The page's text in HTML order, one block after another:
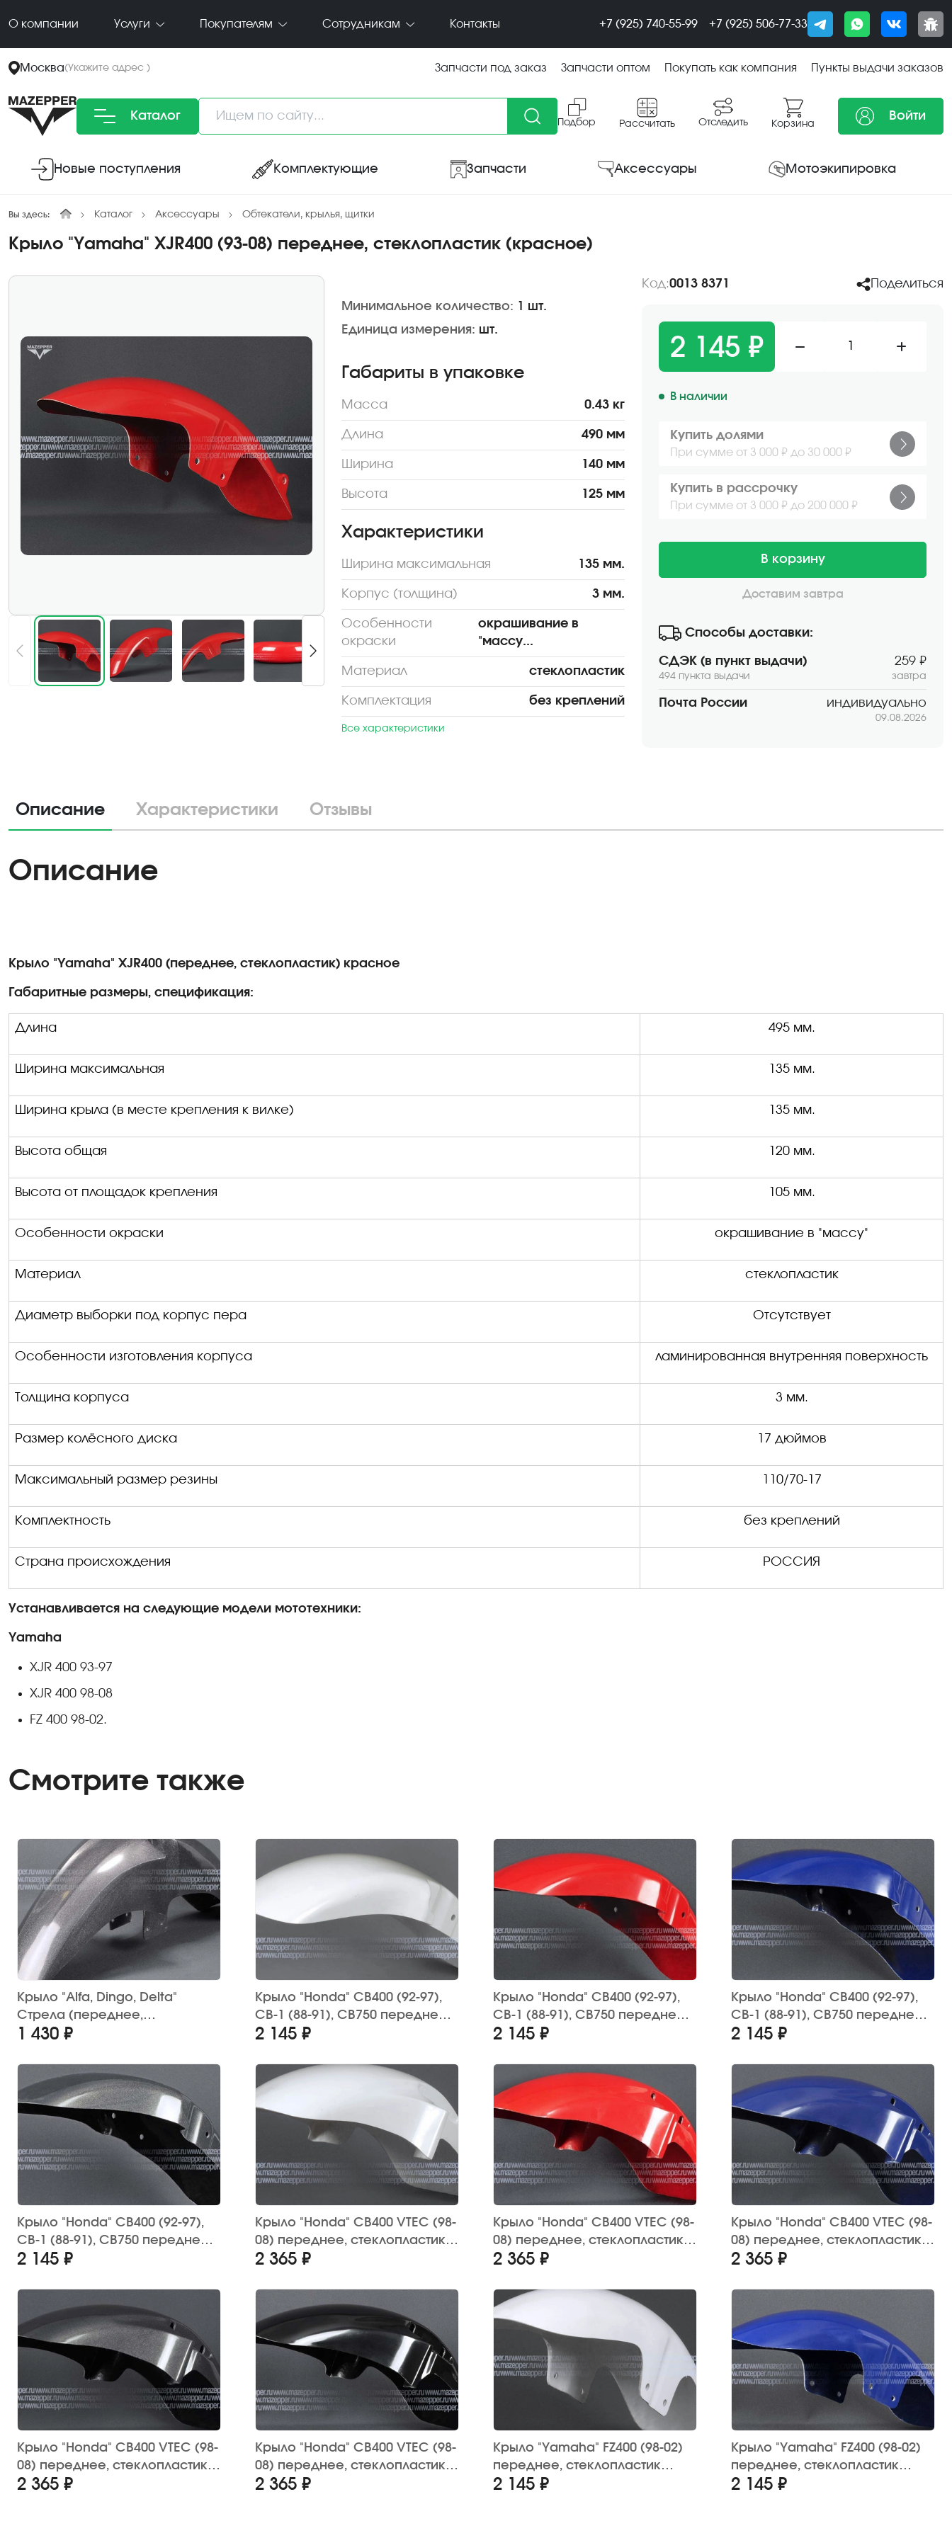
О компании Услуги Покупателям Сотрудникам Контакты +7 (925) 740-55-99 +7 (925) 506-77-33
Москва(Укажите адрес ) Запчасти под заказ Запчасти оптом Покупать как компания Пункты выдачи заказов
Каталог
Подбор Рассчитать Отследить Корзина
Войти
Новые поступления Комплектующие Запчасти Аксессуары Мотоэкипировка
Вы здесь: Каталог Аксессуары Обтекатели, крылья, щитки
Крыло "Yamaha" XJR400 (93-08) переднее, стеклопластик (красное)
Минимальное количество: 1 шт.
Единица измерения: шт.
Габариты в упаковке
Масса 0.43 кг
Длина 490 мм
Ширина 140 мм
Высота 125 мм
Характеристики
Ширина максимальная 135 мм.
Корпус (толщина) 3 мм.
Особенности
окраски
окрашивание в
"массу...
Материал стеклопластик
Комплектация без креплений
Все характеристики
Код:0013 8371 Поделиться
2 145 ₽ 1
В наличии
Купить долями
При сумме от 3 000 ₽ до 30 000 ₽
Купить в рассрочку
При сумме от 3 000 ₽ до 200 000 ₽
В корзину
Доставим завтра
Способы доставки:
СДЭК (в пункт выдачи)
494 пункта выдачи
259 ₽
завтра
Почта России индивидуально
09.08.2026
Описание Характеристики Отзывы
Описание
Крыло "Yamaha" XJR400 (переднее, стеклопластик) красное
Габаритные размеры, спецификация:
Длина 495 мм.
Ширина максимальная 135 мм.
Ширина крыла (в месте крепления к вилке) 35 мм.
Высота общая 120 мм.
Высота от площадок крепления 105 мм.
Особенности окраски окрашивание в "массу"
Материал стеклопластик
Диаметр выборки под корпус пера Отсутствует
Особенности изготовления корпуса ламинированная внутренняя поверхность
Толщина корпуса 3 мм.
Размер колёсного диска 17 дюймов
Максимальный размер резины 0/70-1 7
Комплектность без креплений
Страна происхождения РОССИЯ
Устанавливается на следующие модели мототехники:
Yamaha
XJR 400 93-97
XJR 400 98-08
FZ 400 98-02.
Смотрите также
Крыло "Alfa, Dingo, Delta"
Стрела (переднее,
стеклопластик) тёмно-серый
1 430 ₽
Крыло "Honda" CB400 (92-97),
CB-1 (88-91), CB750 переднее,
стеклопластик (белое)
2 145 ₽
Крыло "Honda" CB400 (92-97),
CB-1 (88-91), CB750 переднее,
стеклопластик (красное)
2 145 ₽
Крыло "Honda" CB400 (92-97),
CB-1 (88-91), CB750 переднее,
стеклопластик (синее)
2 145 ₽
Крыло "Honda" CB400 (92-97),
CB-1 (88-91), CB750 переднее,
стеклопластик (тёмно-серый
2 145 ₽
Крыло "Honda" CB400 VTEC (98-
08) переднее, стеклопластик
(белое)
2 365 ₽
Крыло "Honda" CB400 VTEC (98-
08) переднее, стеклопластик
(красное)
2 365 ₽
Крыло "Honda" CB400 VTEC (98-
08) переднее, стеклопластик
(синее)
2 365 ₽
Крыло "Honda" CB400 VTEC (98-
08) переднее, стеклопластик
(тёмно-серый металлик)
2 365 ₽
Крыло "Honda" CB400 VTEC (98-
08) переднее, стеклопластик
(чёрное)
2 365 ₽
Крыло "Yamaha" FZ400 (98-02)
переднее, стеклопластик
(белое)
2 145 ₽
Крыло "Yamaha" FZ400 (98-02)
переднее, стеклопластик
(синее)
2 145 ₽